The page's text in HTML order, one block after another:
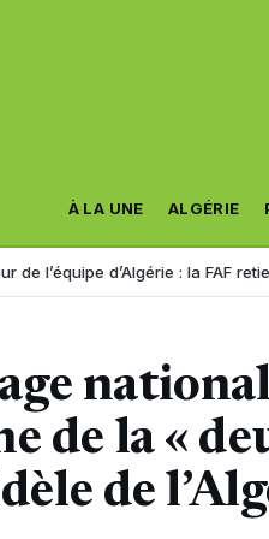
À LA UNE ALGÉRIE
d’Algérie : la FAF retient trois
de la «
de